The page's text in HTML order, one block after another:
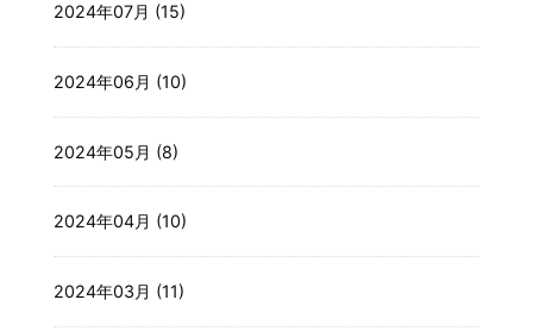
2024年07月 (15)
2024年06月 (10)
2024年05月 (8)
2024年04月 (10)
2024年03月 (11)